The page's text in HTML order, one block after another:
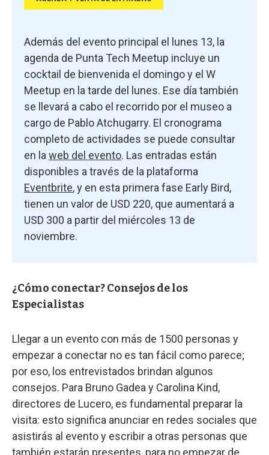
Además del evento principal el lunes 13, la
agenda de Punta Tech Meetup incluye un
cocktail de bienvenida el domingo y el W
Meetup en la tarde del lunes. Ese día también
se llevará a cabo el recorrido por el museo a
cargo de Pablo Atchugarry. El cronograma
completo de actividades se puede consultar
en laweb del evento. Las entradas están
disponibles a través de la plataforma
Eventbrite, y en esta primera fase Early Bird,
tienen un valor de USD 220, que aumentará a
USD 300 a partir del miércoles 13 de
noviembre.
¿Cómo conectar? Consejos de los
Especialistas
Llegar a un evento con más de 1500 personas y
empezar a conectar no es tan fácil como parece;
por eso, los entrevistados brindan algunos
consejos. Para Bruno Gadea y Carolina Kind,
directores de Lucero, es fundamental preparar la
visita: esto significa anunciar en redes sociales que
asistirás al evento y escribir a otras personas que